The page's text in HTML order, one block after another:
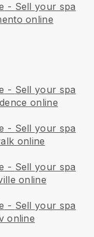
- Sell your spa
online
- Sell your spa
online
- Sell your spa
online
- Sell your spa
online
- Sell your spa
online